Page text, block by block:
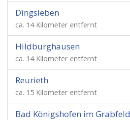
Dingsleben
ca. 14 Kilometer entfernt
Hildburghausen
ca. 14 Kilometer entfernt
Reurieth
ca. 15 Kilometer entfernt
Bad Königshofen im Grabfeld